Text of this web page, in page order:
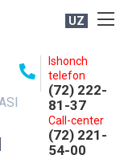
UZ
Ishonch
telefon
(72) 222-
81-37
Call-center
(72) 221-
54-00